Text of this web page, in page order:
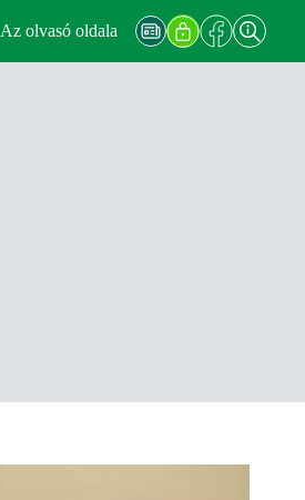
Az olvasó oldala